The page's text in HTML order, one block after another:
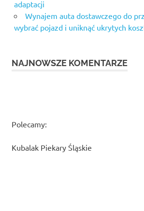
adaptacji
Wynajem auta dostawczego do
wybrać pojazd i uniknąć ukrytych
NAJNOWSZE KOMENTARZE
Polecamy:
Kubalak Piekary Śląskie